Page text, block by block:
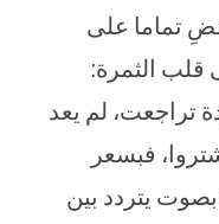
تماما على
قلب الثمرة:
تراجعت، لم يعد
فبسعر
بصوت يتردد بين